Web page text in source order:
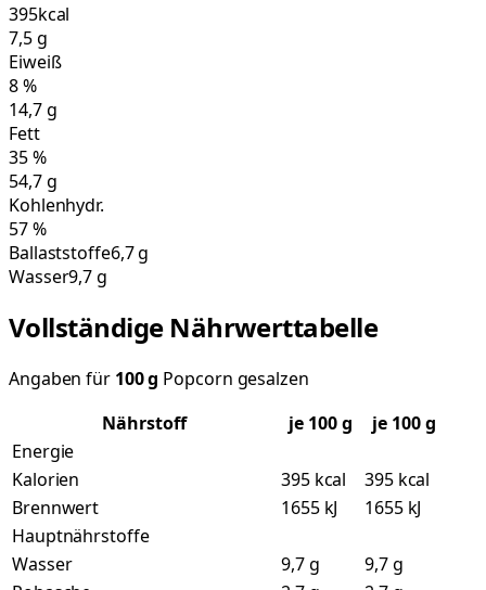
395kcal
7,5g
Eiweiß
8%
14,7g
Fett
35%
54,7g
Kohlenhydr.
57%
Ballaststoffe6,7 g
Wasser9,7 g
Vollständige Nährwerttabelle
Angaben für 100g Popcorn gesalzen
Nährstoff
je 100g
je 100 g
Energie
Kalorien
395 kcal
395 kcal
Brennwert
1655 kJ
1655 kJ
Hauptnährstoffe
Wasser
9,7 g
9,7 g